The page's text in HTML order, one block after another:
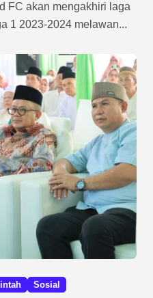
1 2023-2024 melawan...
Sosial